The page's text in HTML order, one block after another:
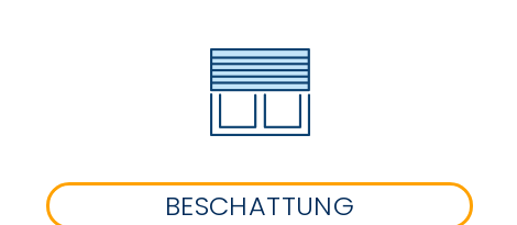
BESCHATTUNG